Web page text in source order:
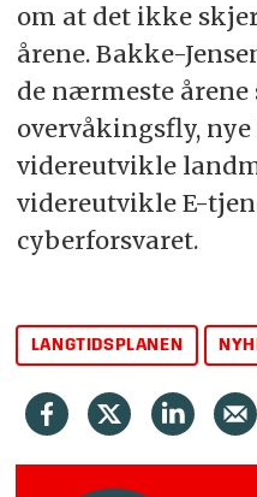
om at det ikke
årene. Bakke-
de nærmeste
overvåkingsfly,
videreutvikle
videreutvikle E-
cyberforsvaret.
LANGTIDSPLANEN